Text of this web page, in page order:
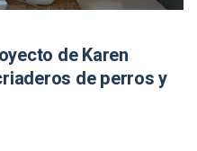
de Karen
de perros y